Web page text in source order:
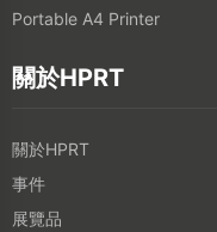
Portable A4 Printer
關於HPRT
關於HPRT
事件
展覽品